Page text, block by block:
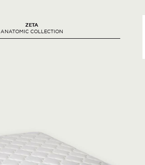
ZETA
ANATOMIC COLLECTION